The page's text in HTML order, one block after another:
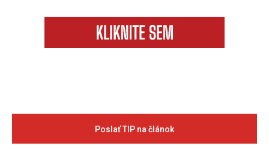
Poslať TIP na článok